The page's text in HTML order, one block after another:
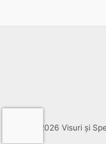
© 2026 Visuri și